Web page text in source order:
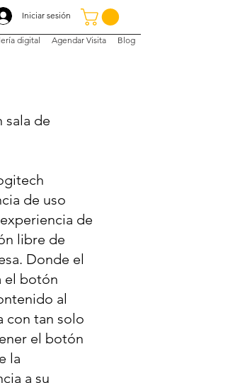
Iniciar sesión
digital Agendar Visita Blog
sala de
de uso
de
libre de
Donde el
el botón
al
con tan solo
el botón
la
a su